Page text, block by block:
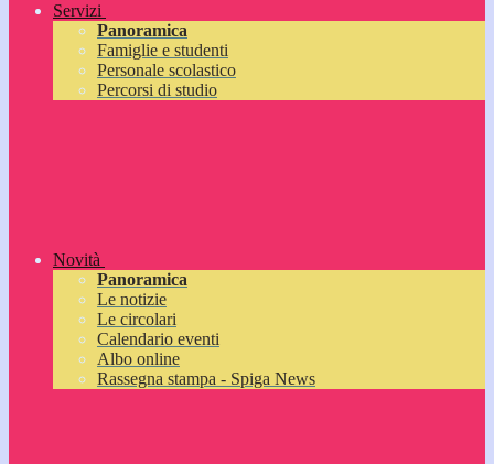
Servizi
Panoramica
Famiglie e studenti
Personale scolastico
Percorsi di studio
Novità
Panoramica
Le notizie
Le circolari
Calendario eventi
Albo online
Rassegna stampa - Spiga News